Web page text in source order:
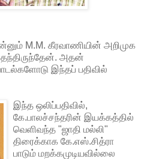
M.M. கீரவாணியின் அறிமுக
அதன்
இந்தப் பதிவில்
இந்த ஒலிப்பதிவில்,
கே.பாலச்சந்தரின் இயக்கத்தில்
வெளிவந்த "ஜாதி மல்லி"
திரைக்காக கே.எஸ்.சித்ரா
பாடும் மறக்கமுடியவில்லை